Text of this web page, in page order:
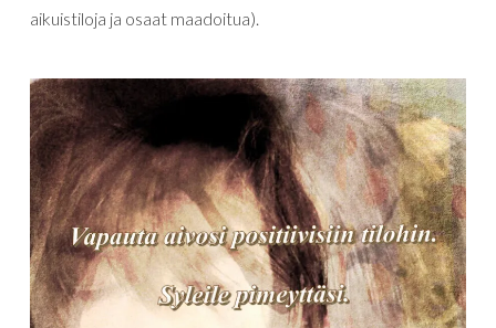
aikuistiloja ja osaat maadoitua).